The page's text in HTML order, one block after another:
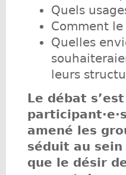
Quels
Comment
Quelles
leurs
Le débat
amené les
séduit au
que le désir